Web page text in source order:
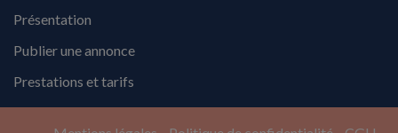
Présentation
Publier une annonce
Prestations et tarifs